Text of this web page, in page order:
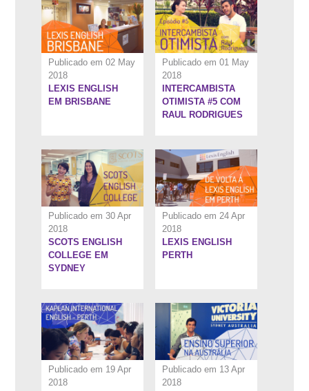
Publicado em 02 May
2018
LEXIS ENGLISH
EM BRISBANE
Publicado em 01 May
2018
INTERCAMBISTA
OTIMISTA #5 COM
RAUL RODRIGUES
Publicado em 30 Apr
2018
SCOTS ENGLISH
COLLEGE EM
SYDNEY
Publicado em 24 Apr
2018
5:44''
LEXIS ENGLISH
PERTH
Publicado em 19 Apr
2018
Publicado em 13 Apr
2018